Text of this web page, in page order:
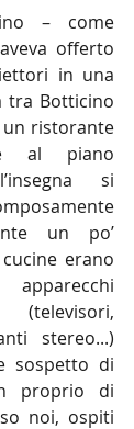
– come
offerto
in una
tra Botticino
un ristorante
al piano
si
un po’
erano
stereo...)
sospetto di
proprio di
noi, ospiti